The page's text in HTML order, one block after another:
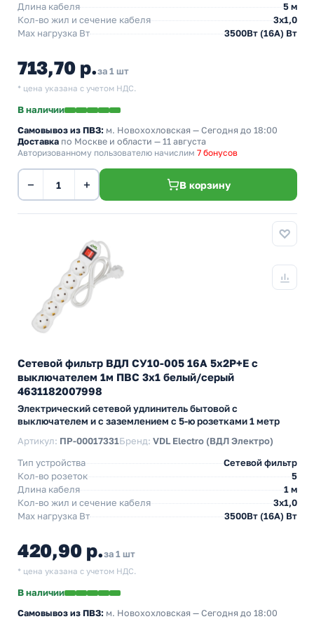
Длина кабеля
5 м
Кол-во жил и сечение кабеля
3х1,0
Max нагрузка Вт
3500Вт (16А) Вт
713,70 р.за 1 шт
* цена указана с учетом НДС.
В наличии
Самовывоз из ПВЗ: м. Новохохловская — Сегодня до 18:00
Доставка по Москве и области — 11 августа
Авторизованному пользователю начислим 7 бонусов
− + В корзину
Сетевой фильтр ВДЛ СУ10-005 16А 5х2P+E с
выключателем 1м ПВС 3х1 белый/серый
4631182007998
Электрический сетевой удлинитель бытовой с
выключателем и с заземлением с 5-ю розетками 1 метр
Артикул: ПР-00017331Бренд: VDL Electro (ВДЛ Электро)
Тип устройства
Сетевой фильтр
Кол-во розеток
5
Длина кабеля
1 м
Кол-во жил и сечение кабеля
3х1,0
Max нагрузка Вт
3500Вт (16А) Вт
420,90 р.за 1 шт
* цена указана с учетом НДС.
В наличии
Самовывоз из ПВЗ: м. Новохохловская — Сегодня до 18:00